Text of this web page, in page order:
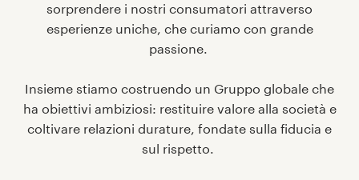
sorprendere i nostri consumatori attraverso
esperienze uniche, che curiamo con grande
passione.
Insieme stiamo costruendo un Gruppo globale che
ha obiettivi ambiziosi: restituire valore alla società e
coltivare relazioni durature, fondate sulla fiducia e
sul rispetto.